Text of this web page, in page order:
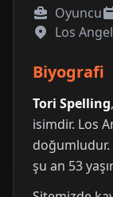
Oyuncu
Los
Biyografi
Tori Spelling
isimdir. Los
şu an 53